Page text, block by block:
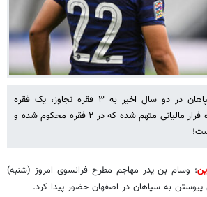
مهاجم مطرح مد نظر سپاهان در دو سال اخیر به ۳ فقره تجاوز، یک فقره
خشونت خانگی و یک فقره فرار مالیاتی متهم شده که در ۲ فقره محکوم شده و
؛ وسام بن‌ یدر مهاجم مطرح فرانسوی امروز (شنبه)
پیوستن به سپاهان در اصفهان حضور پیدا کرد.